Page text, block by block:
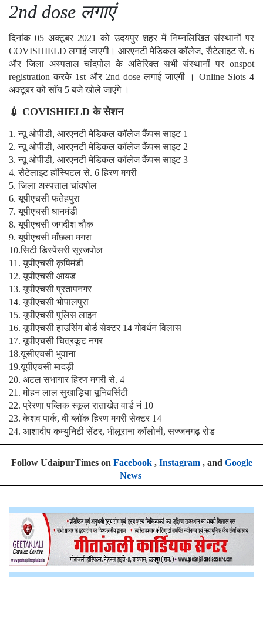
2nd dose लगाएं
दिनांक 05 अक्टूबर 2021 को उदयपुर शहर में निम्नलिखित संस्थानों पर
COVISHIELD लगाई जाएगी। आरएनटी मेडिकल कॉलेज, सैटेलाइट से. 6
और जिला अस्पताल चांदपोल के अतिरिक्त सभी संस्थानों पर onspot
registration करके 1st और 2nd dose लगाई जाएगी । Online Slots 4
अक्टूबर को साँय 5 बजे खोले जाएंगे ।
💉 COVISHIELD के सेशन
1. न्यू ओपीडी, आरएनटी मेडिकल कॉलेज कैंपस साइट 1
2. न्यू ओपीडी, आरएनटी मेडिकल कॉलेज कैंपस साइट 2
3. न्यू ओपीडी, आरएनटी मेडिकल कॉलेज कैंपस साइट 3
4. सैटेलाइट हॉस्पिटल से. 6 हिरण मगरी
5. जिला अस्पताल चांदपोल
6. यूपीएचसी फतेहपुरा
7. यूपीएचसी धानमंडी
8. यूपीएचसी जगदीश चौक
9. यूपीएचसी माँछला मगरा
10.सिटी डिस्पेंसरी सूरजपोल
11. यूपीएचसी कृषिमंडी
12. यूपीएचसी आयड
13. यूपीएचसी प्रतापनगर
14. यूपीएचसी भोपालपुरा
15. यूपीएचसी पुलिस लाइन
16. यूपीएचसी हाउसिंग बोर्ड सेक्टर 14 गोवर्धन विलास
17. यूपीएचसी चित्रकूट नगर
18.यूसीएचसी भुवाना
19.यूपीएचसी मादड़ी
20. अटल सभागार हिरण मगरी से. 4
21. मोहन लाल सुखाड़िया यूनिवर्सिटी
22. प्रेरणा पब्लिक स्कूल राताखेत वार्ड नं 10
23. केशव पार्क, बी ब्लॉक हिरण मगरी सेक्टर 14
24. आशादीप कम्युनिटी सेंटर, भीलूराना कॉलोनी, सज्जनगढ़ रोड
Follow UdaipurTimes on Facebook, Instagram, and Google
News